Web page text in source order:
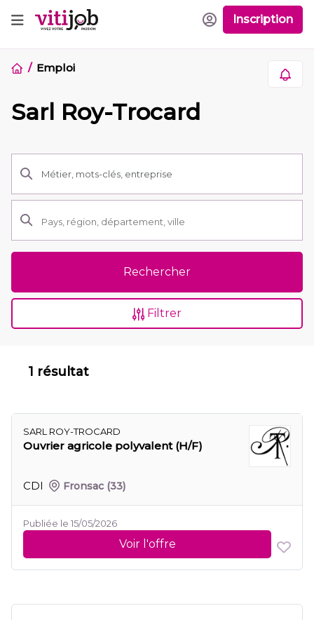
Inscription
Emploi
Sarl Roy-Trocard
Rechercher
Filtrer
1 résultat
SARL ROY-TROCARD
Ouvrier agricole polyvalent (H/F)
CDI Fronsac (33)
Publiée le 15/05/2026
Voir l'offre